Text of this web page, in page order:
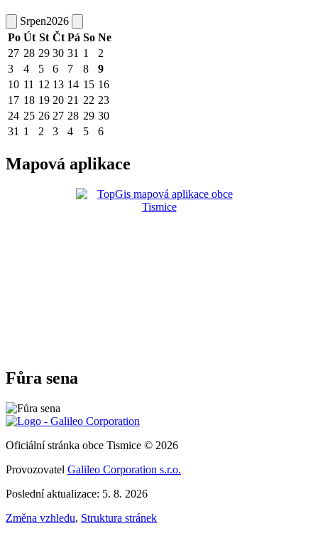
Srpen2026
Po Út St Čt Pá So Ne
27 28 29 30 31 1
2
3
4 5 6 7 8
9
10 11 12 13 14 15 16
17 18 19 20 21 22 23
24 25 26 27 28 29 30
31 1 2 3 4 5 6
Mapová aplikace
Fůra sena
Oficiální stránka obce Tismice © 2026
Provozovatel Galileo Corporation s.r.o.
Poslední aktualizace: 5. 8. 2026
Změna vzhledu, Struktura stránek